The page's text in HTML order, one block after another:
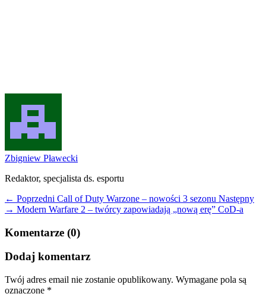
Zbigniew Pławecki
Redaktor, specjalista ds. esportu
← Poprzedni Call of Duty Warzone – nowości 3 sezonu Następny
→ Modern Warfare 2 – twórcy zapowiadają „nową erę” CoD-a
Komentarze (0)
Dodaj komentarz
Twój adres email nie zostanie opublikowany. Wymagane pola są
oznaczone *